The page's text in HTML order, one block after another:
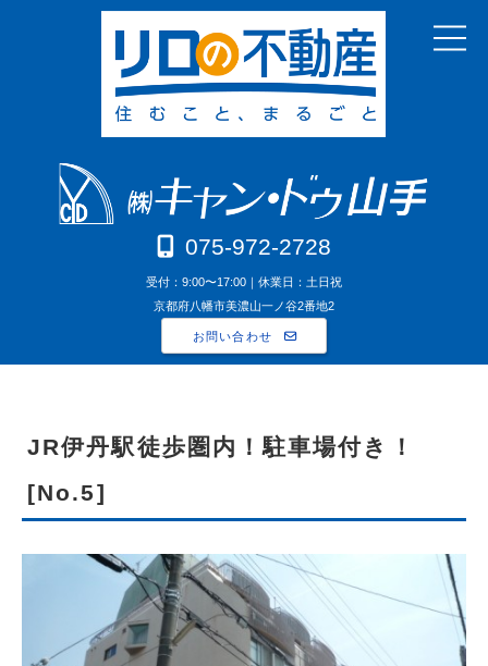
075-972-2728
受付：9:00〜17:00｜休業日：土日祝
京都府八幡市美濃山一ノ谷2番地2
お問い合わせ
JR伊丹駅徒歩圏内！駐車場付き！
[No.5]